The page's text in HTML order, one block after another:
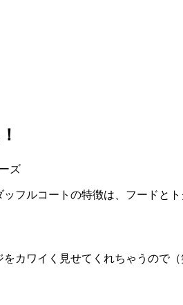
フルコートの特徴は、フードと
カワイく見せてくれちゃうので